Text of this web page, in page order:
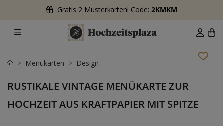
Gratis 2 Musterkarten! Code: 2KMKM
Menükarten Design
RUSTIKALE VINTAGE MENÜKARTE ZUR
HOCHZEIT AUS KRAFTPAPIER MIT SPITZE